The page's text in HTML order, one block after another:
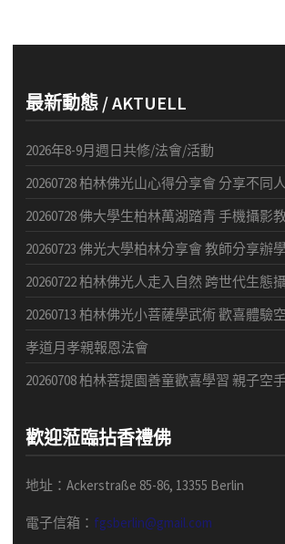
最新動態 / AKTUELL
2026年8-9月週日共修/法會/活動
20260728 柏林佛光山心得分享會 分享不同
20260728 佛大學生柏林萬湖踏青 手機攝影
20260723 佛光大學柏林分享會 教師分享辦
20260722 柏林佛光人走入自然 跨世代生態
20260713 柏林佛光小菩薩學武術 歡喜體驗
孝道月孝親報恩法會
20260708 柏林菩提園善童歡喜學習 親子空
歡迎蒞臨拈香禮佛
地址：Ackerstraße 85-86, 13355 Berlin
電子信箱： fgsberlin@gmail.com